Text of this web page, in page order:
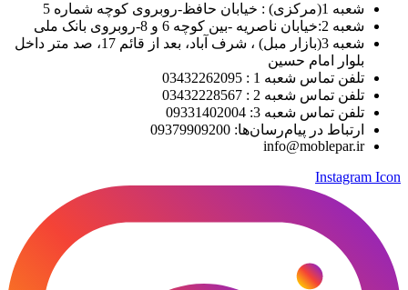
شعبه 1(مرکزی) : خیابان حافظ-روبروی کوچه شماره 5
شعبه 2:خیابان ناصریه -بین کوچه 6 و 8-روبروی بانک ملی
شعبه 3(بازار مبل) ، شرف آباد، بعد از قائم 17، صد متر داخل
بلوار امام حسین
تلفن تماس شعبه 1 : 03432262095
تلفن تماس شعبه 2 : 03432228567
تلفن تماس شعبه 3: 09331402004
ارتباط در پیام‌رسان‌ها: 09379909200
info@moblepar.ir
Instagram Icon